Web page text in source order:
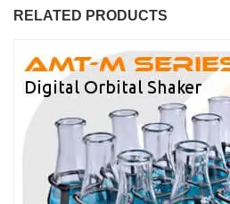
RELATED PRODUCTS